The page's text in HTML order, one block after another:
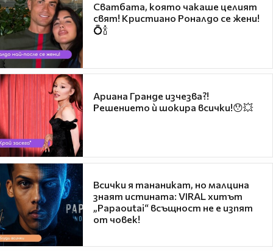
Сватбата, която чакаше целият
свят! Кристиано Роналдо се жени!
💍🍾
Ариана Гранде изчезва?!
Решението ѝ шокира всички!😯💥
Всички я тананикат, но малцина
знаят истината: VIRAL хитът
„Papaoutai“ всъщност не е изпят
от човек!